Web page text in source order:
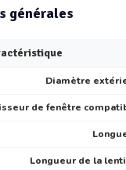
générales
Diamètre
de fenêtre
Longueur de la